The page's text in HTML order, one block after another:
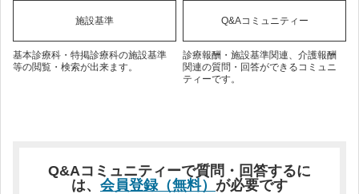
施設基準
基本診療科・特掲診療科の施設基準
等の閲覧・検索が出来ます。
Q&Aコミュニティー
診療報酬・施設基準関連、介護報酬
関連の質問・回答ができるコミュニ
ティーです。
Q&Aコミュニティーで質問・回答するに
は、 会員登録（無料） が必要です